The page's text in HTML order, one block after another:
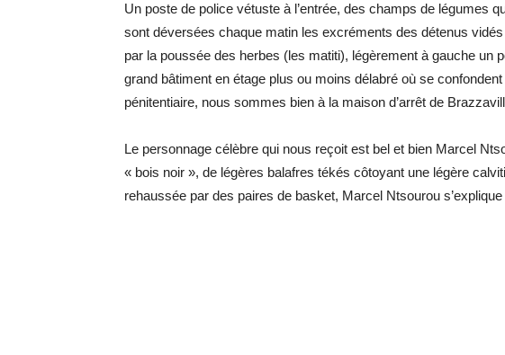
Un poste de police vétuste à l’entrée, des champs de légumes
sont déversées chaque matin les excréments des détenus
par la poussée des herbes (les matiti), légèrement à gauche un
grand bâtiment en étage plus ou moins délabré où se
pénitentiaire, nous sommes bien à la maison d’arrêt de
Le personnage célèbre qui nous reçoit est bel et bien Marcel
« bois noir », de légères balafres tékés côtoyant une légère
rehaussée par des paires de basket, Marcel Ntsourou